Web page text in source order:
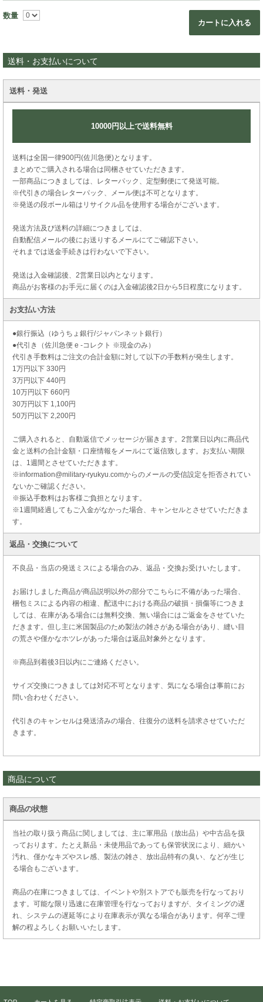
数量
カートに入れる
送料・お支払いについて
送料・発送
10000円以上で送料無料
送料は全国一律900円(佐川急便)となります。
まとめでご購入される場合は同梱させていただきます。
一部商品につきましては、レターパック、定型郵便にて発送可能。
※代引きの場合レターパック、メール便は不可となります。
※発送の段ボール箱はリサイクル品を使用する場合がございます。
発送方法及び送料の詳細につきましては、
自動配信メールの後にお送りするメールにてご確認下さい。
それまでは送金手続きは行わないで下さい。
発送は入金確認後、2営業日以内となります。
商品がお客様のお手元に届くのは入金確認後2日から5日程度になります。
お支払い方法
●銀行振込（ゆうちょ銀行/ジャパンネット銀行）
●代引き（佐川急便 e -コレクト ※現金のみ）
代引き手数料はご注文の合計金額に対して以下の手数料が発生します。
1万円以下 330円
3万円以下 440円
10万円以下 660円
30万円以下 1,100円
50万円以下 2,200円
ご購入されると、自動返信でメッセージが届きます。2営業日以内に商品代
金と送料の合計金額・口座情報をメールにて返信致します。お支払い期限
は、1週間とさせていただきます。
※information@military-ryukyu.comからのメールの受信設定を拒否されてい
ないかご確認ください。
※振込手数料はお客様ご負担となります。
※1週間経過してもご入金がなかった場合、キャンセルとさせていただきま
す。
返品・交換について
不良品・当店の発送ミスによる場合のみ、返品・交換お受けいたします。
お届けしました商品が商品説明以外の部分でこちらに不備があった場合、
梱包ミスによる内容の相違、配送中における商品の破損・損傷等につきま
しては、在庫がある場合には無料交換、無い場合にはご返金をさせていた
だきます。但し主に米国製品のため製法の雑さがある場合があり、縫い目
の荒さや僅かなホツレがあった場合は返品対象外となります。
※商品到着後3日以内にご連絡ください。
サイズ交換につきましては対応不可となります、気になる場合は事前にお
問い合わせください。
代引きのキャンセルは発送済みの場合、往復分の送料を請求させていただ
きます。
商品について
商品の状態
当社の取り扱う商品に関しましては、主に軍用品（放出品）や中古品を扱
っております。たとえ新品・未使用品であっても保管状況により、細かい
汚れ、僅かなキズやスレ感、製法の雑さ、放出品特有の臭い、などが生じ
る場合もございます。
商品の在庫につきましては、イベントや別ストアでも販売を行なっており
ます。可能な限り迅速に在庫管理を行なっておりますが、タイミングの遅
れ、システムの遅延等により在庫表示が異なる場合があります。何卒ご理
解の程よろしくお願いいたします。